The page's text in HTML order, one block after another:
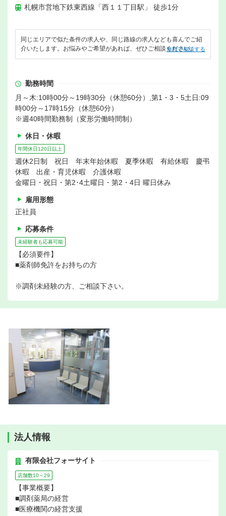
札幌市営地下鉄東西線「西１１丁目駅」 徒歩1分
同じエリアで似た条件の求人や、同じ路線の求人なども喜んでご紹
介いたします。お悩みやご希望があれば、ぜひご相談ください。
無料で相談する
勤務時間
月～木:10時00分～19時30分（休憩60分）,第1・3・5土日:09
時00分～17時15分（休憩60分）
※週40時間勤務制（変形労働時間制）
休日・休暇
年間休日120日以上
週休2日制 祝日 年末年始休暇 夏季休暇 有給休暇 慶弔
休暇 出産・育児休暇 介護休暇
金曜日・祝日・第2･4土曜日・第2・4日 曜日休み
雇用形態
正社員
応募条件
未経験者も応募可能
【必須要件】
■薬剤師免許をお持ちの方
※調剤未経験の方、ご相談下さい。
法人情報
有限会社フォーサイト
店舗数10～29
【事業概要】
■調剤薬局の経営
■医療機関の経営支援